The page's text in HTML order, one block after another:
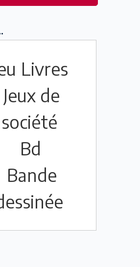
Livres
Jeux de
société
Bd
Bande